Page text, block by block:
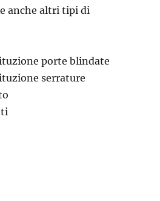
anche altri tipi di
porte blindate
serrature